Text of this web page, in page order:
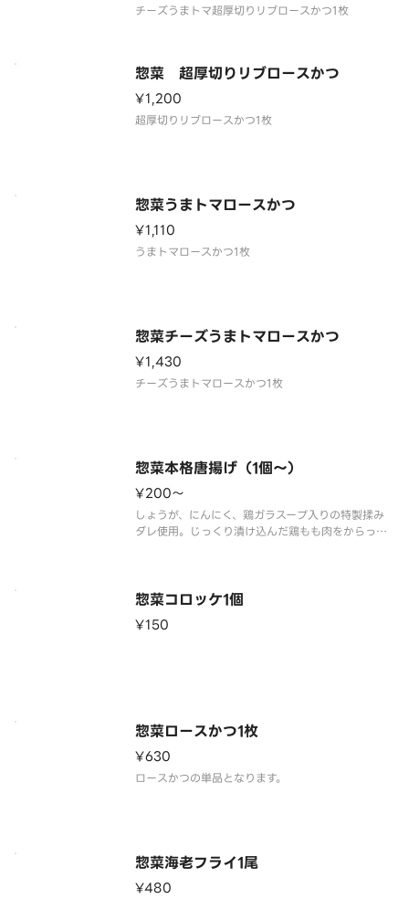
惣菜 超厚切りリブロースかつ
¥1,200
惣菜うまトマロースかつ
¥1,110
惣菜チーズうまトマロースかつ
¥1,430
惣菜本格唐揚げ（1個～）
¥200〜
しょうが、にんにく、鶏ガラスープ入りの特製揉み
ダレ使用。じっくり漬け込んだ鶏もも肉をからっと
惣菜コロッケ1個
¥150
惣菜ロースかつ1枚
¥630
惣菜海老フライ1尾
¥480